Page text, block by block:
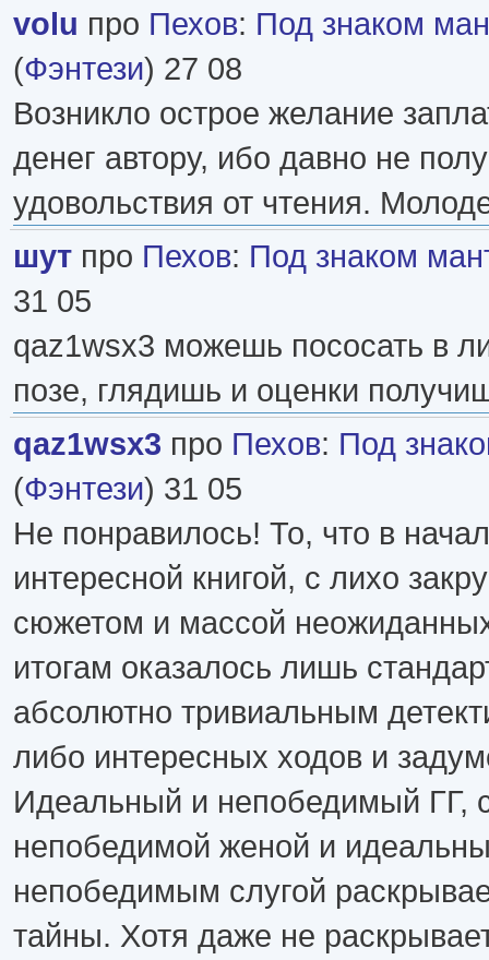
volu про Пехов: Под знаком
(Фэнтези) 27 08
Возникло острое желание
денег автору, ибо давно не
удовольствия от чтения.
шут про Пехов: Под знаком
31 05
qaz1wsx3 можешь пососать в
позе, глядишь и оценки
qaz1wsx3 про Пехов: Под
(Фэнтези) 31 05
Не понравилось! То, что в
интересной книгой, с лихо
сюжетом и массой
итогам оказалось лишь
абсолютно тривиальным
либо интересных ходов и
Идеальный и непобедимый ГГ,
непобедимой женой и
непобедимым слугой
тайны. Хотя даже не